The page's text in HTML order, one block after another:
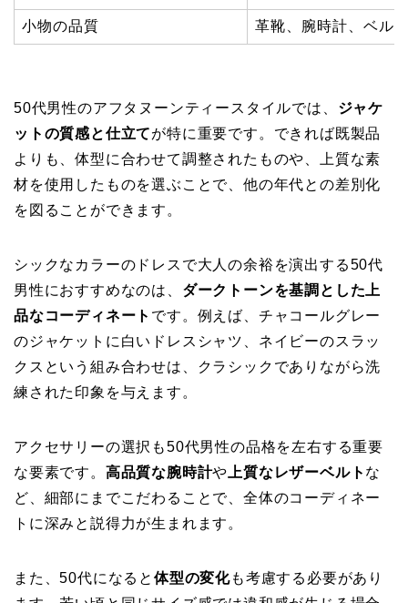
小物の品質 革靴、腕時計、ベル
50代男性のアフタヌーンティースタイルでは、 ジャケ
ットの質感と仕立てが特に重要です。できれば既製品
よりも、体型に合わせて調整されたものや、上質な素
材を使用したものを選ぶことで、他の年代との差別化
を図ることができます。
シックなカラーのドレスで大人の余裕を演出する50代
男性におすすめなのは、 ダークトーンを基調とした上
品なコーディネート です。例えば、チャコールグレー
のジャケットに白いドレスシャツ、ネイビーのスラッ
クスという組み合わせは、クラシックでありながら洗
練された印象を与えます。
アクセサリーの選択も50代男性の品格を左右する重要
な要素です。 高品質な腕時計や 上質なレザーベルト な
ど、細部にまでこだわることで、全体のコーディネー
トに深みと説得力が生まれます。
また、50代になると 体型の変化も考慮する必要があり